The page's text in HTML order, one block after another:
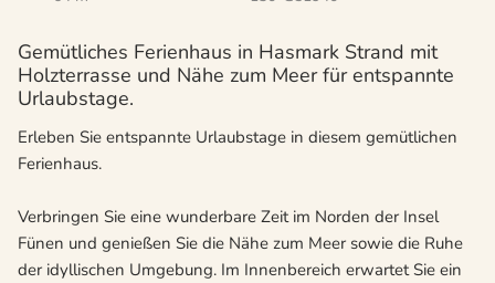
Gemütliches Ferienhaus in Hasmark Strand mit
Holzterrasse und Nähe zum Meer für entspannte
Urlaubstage.
Erleben Sie entspannte Urlaubstage in diesem gemütlichen
Ferienhaus.
Verbringen Sie eine wunderbare Zeit im Norden der Insel
Fünen und genießen Sie die Nähe zum Meer sowie die Ruhe
der idyllischen Umgebung. Im Innenbereich erwartet Sie ein